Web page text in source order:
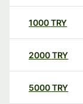
1000TRY
2000TRY
5000TRY